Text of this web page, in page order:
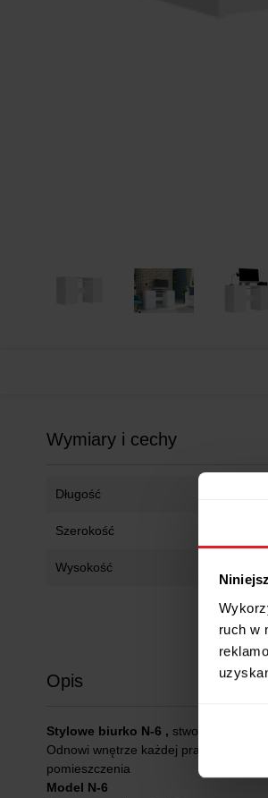
ruch w
Wymiary i cechy
Długość
Szerokość
Wysokość
Opis
Stylowe biurko N-6 , stworzon dla
Odnowi wnętrze każdej pracowni,
pomieszczenia
Model N-6